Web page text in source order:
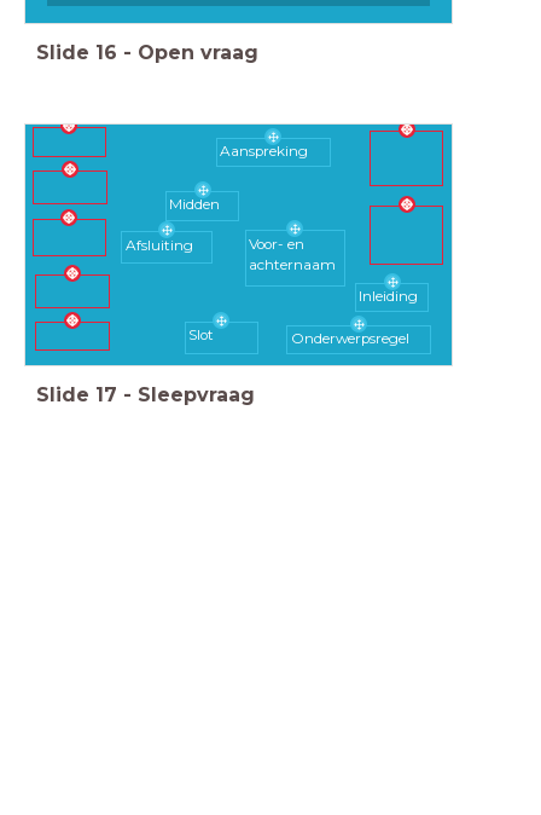
Slide 16 - Open vraag
Onderwerpsregel
Aanspreking
Inleiding
Midden
Slot
Afsluiting
Voor- en
achternaam
Slide 17 - Sleepvraag